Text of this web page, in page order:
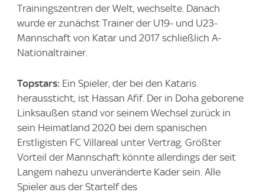
Trainingszentren der Welt, wechselte. Danach
wurde er zunächst Trainer der U19- und U23-
Mannschaft von Katar und 2017 schließlich A-
Nationaltrainer.
Topstars: Ein Spieler, der bei den Kataris
heraussticht, ist Hassan Afif. Der in Doha geborene
Linksaußen stand vor seinem Wechsel zurück in
sein Heimatland 2020 bei dem spanischen
Erstligisten FC Villareal unter Vertrag. Größter
Vorteil der Mannschaft könnte allerdings der seit
Langem nahezu unveränderte Kader sein. Alle
Spieler aus der Startelf des